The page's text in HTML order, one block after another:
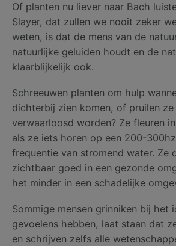
Of planten nu liever naar Bach
Slayer, dat zullen we nooit zeker
weten, is dat de mens van de
natuurlijke geluiden houdt en de
klaarblijkelijk ook.
Schreeuwen planten om hulp
dichterbij zien komen, of pruilen ze
verwaarloosd worden? Ze fleuren
als ze iets horen op een 200-
frequentie van stromend water. Ze
zichtbaar goed in een gezonde
het minder in een schadelijke
Sommige mensen grinniken bij het
gevoelens hebben, laat staan dat
en schrijven zelfs alle